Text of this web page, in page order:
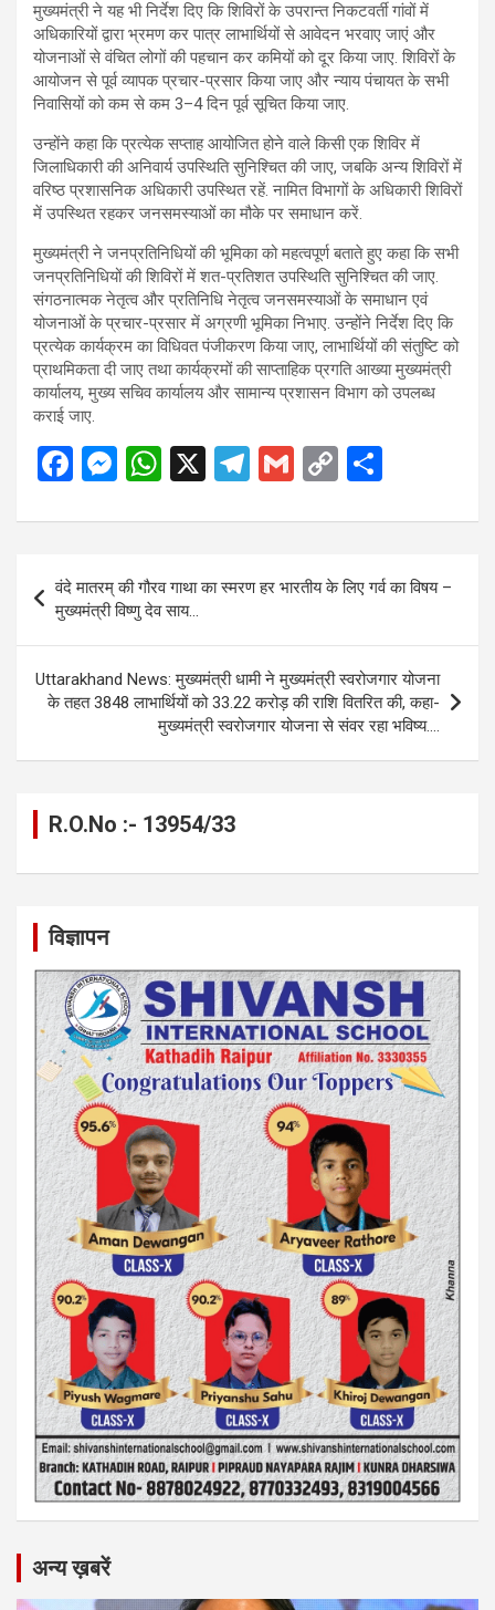
मुख्यमंत्री ने यह भी निर्देश दिए कि शिविरों के उपरान्त निकटवर्ती गांवों में
अधिकारियों द्वारा भ्रमण कर पात्र लाभार्थियों से आवेदन भरवाए जाएं और
योजनाओं से वंचित लोगों की पहचान कर कमियों को दूर किया जाए. शिविरों के
आयोजन से पूर्व व्यापक प्रचार-प्रसार किया जाए और न्याय पंचायत के सभी
निवासियों को कम से कम 3–4 दिन पूर्व सूचित किया जाए.
उन्होंने कहा कि प्रत्येक सप्ताह आयोजित होने वाले किसी एक शिविर में
जिलाधिकारी की अनिवार्य उपस्थिति सुनिश्चित की जाए, जबकि अन्य शिविरों में
वरिष्ठ प्रशासनिक अधिकारी उपस्थित रहें. नामित विभागों के अधिकारी शिविरों
में उपस्थित रहकर जनसमस्याओं का मौके पर समाधान करें.
मुख्यमंत्री ने जनप्रतिनिधियों की भूमिका को महत्वपूर्ण बताते हुए कहा कि सभी
जनप्रतिनिधियों की शिविरों में शत-प्रतिशत उपस्थिति सुनिश्चित की जाए.
संगठनात्मक नेतृत्व और प्रतिनिधि नेतृत्व जनसमस्याओं के समाधान एवं
योजनाओं के प्रचार-प्रसार में अग्रणी भूमिका निभाए. उन्होंने निर्देश दिए कि
प्रत्येक कार्यक्रम का विधिवत पंजीकरण किया जाए, लाभार्थियों की संतुष्टि को
प्राथमिकता दी जाए तथा कार्यक्रमों की साप्ताहिक प्रगति आख्या मुख्यमंत्री
कार्यालय, मुख्य सचिव कार्यालय और सामान्य प्रशासन विभाग को उपलब्ध
कराई जाए.
F
ce
o
o
k
M
se
n
g
er
W
at
A
p
p
X
T
e
a
m
G
ail
C
py
Li
n
k
ar
e
Post
navigation
वंदे मातरम् की गौरव गाथा का स्मरण हर भारतीय के लिए गर्व का विषय –
मुख्यमंत्री विष्णु देव साय…
Uttarakhand News: मुख्यमंत्री धामी ने मुख्यमंत्री स्वरोजगार योजना
के तहत 3848 लाभार्थियों को 33.22 करोड़ की राशि वितरित की, कहा-
मुख्यमंत्री स्वरोजगार योजना से संवर रहा भविष्य….
R.O.No :- 13954/33
विज्ञापन
अन्य ख़बरें